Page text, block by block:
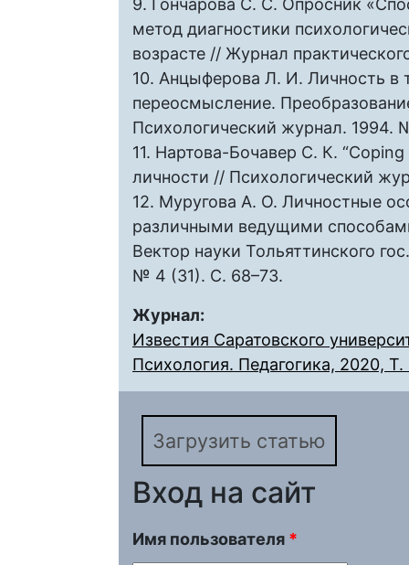
9. Гончарова С. С. Опросник
метод диагностики
возрасте // Журнал
10. Анцыферова Л. И. Личность в
переосмысление.
Психологический журнал. 1994.
11. Нартова-Бочавер С. К.
личности // Психологический
12. Муругова А. О. Личностные
различными ведущими
Вектор науки Тольяттинского
№ 4 (31). C. 68–73.
Журнал:
Известия Саратовского
Психология. Педагогика, 2020,
Загрузить статью
Вход на сайт
Имя пользователя *